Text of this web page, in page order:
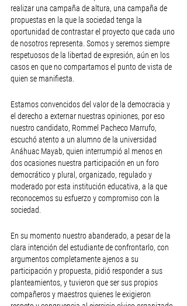
realizar una campaña de altura, una campaña de
propuestas en la que la sociedad tenga la
oportunidad de contrastar el proyecto que cada uno
de nosotros representa. Somos y seremos siempre
respetuosos de la libertad de expresión, aún en los
casos en que no compartamos el punto de vista de
quien se manifiesta.
Estamos convencidos del valor de la democracia y
el derecho a externar nuestras opiniones, por eso
nuestro candidato, Rommel Pacheco Marrufo,
escuchó atento a un alumno de la universidad
Anáhuac Mayab, quien interrumpió al menos en
dos ocasiones nuestra participación en un foro
democrático y plural, organizado, regulado y
moderado por esta institución educativa, a la que
reconocemos su esfuerzo y compromiso con la
sociedad.
En su momento nuestro abanderado, a pesar de la
clara intención del estudiante de confrontarlo, con
argumentos completamente ajenos a su
participación y propuesta, pidió responder a sus
planteamientos, y tuvieron que ser sus propios
compañeros y maestros quienes le exigieron